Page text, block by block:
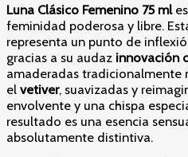
Luna Clásico Femenino 75 ml
feminidad poderosa y libre.
representa un punto de
gracias a su audaz innovación
amaderadas tradicionalmente
el vetiver, suavizadas y
envolvente y una chispa
resultado es una esencia
absolutamente distintiva.